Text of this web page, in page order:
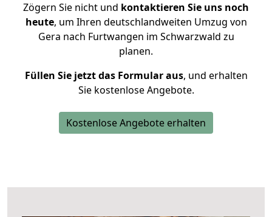
Zögern Sie nicht und kontaktieren Sie uns noch
heute, um Ihren deutschlandweiten Umzug von
Gera nach Furtwangen im Schwarzwald zu
planen.
Füllen Sie jetzt das Formular aus, und erhalten
Sie kostenlose Angebote.
Kostenlose Angebote erhalten